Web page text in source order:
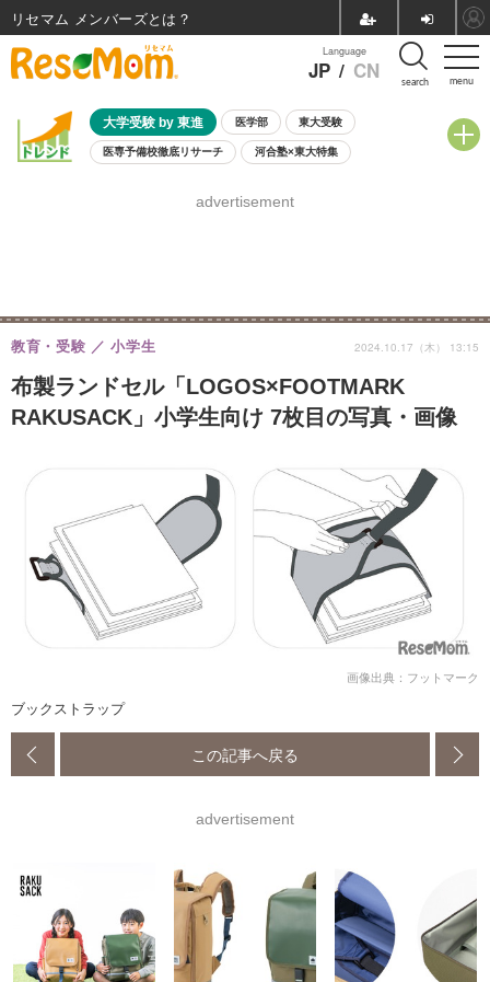
menu
Language
JP / CN search
大学受験 by 東進 医学部 東大受験
医専予備校徹底リサーチ 河合塾×東大特集
8月開催学校説明会・相談会
advertisement
布製ランドセル「LOGOS×FOOTMARK
RAKUSACK」小学生向け 7枚目の写真・画像
教育・受験 小学生 2024.10.17（木） 13:15
画像出典：フットマーク
ブックストラップ
この記事へ戻る
advertisement
リセマム メンバーズ